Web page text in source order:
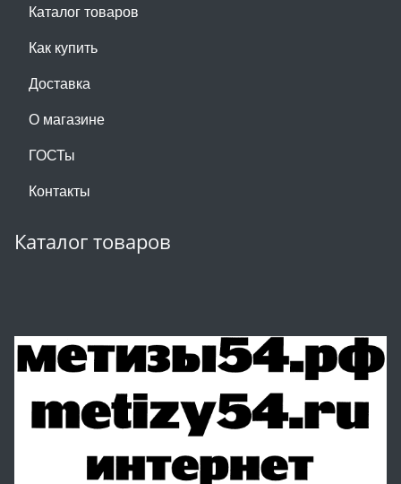
Каталог товаров
Как купить
Доставка
О магазине
ГОСТы
Контакты
Каталог товаров